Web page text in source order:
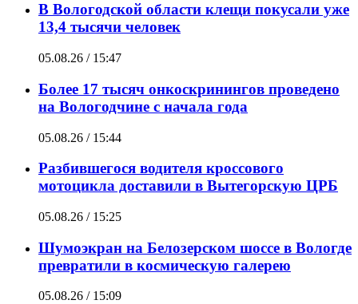
В Вологодской области клещи покусали уже
13,4 тысячи человек
05.08.26 / 15:47
Более 17 тысяч онкоскринингов проведено
на Вологодчине с начала года
05.08.26 / 15:44
Разбившегося водителя кроссового
мотоцикла доставили в Вытегорскую ЦРБ
05.08.26 / 15:25
Шумоэкран на Белозерском шоссе в Вологде
превратили в космическую галерею
05.08.26 / 15:09